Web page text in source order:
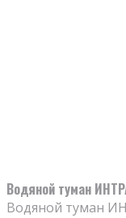
Водяной туман
Водяной туман